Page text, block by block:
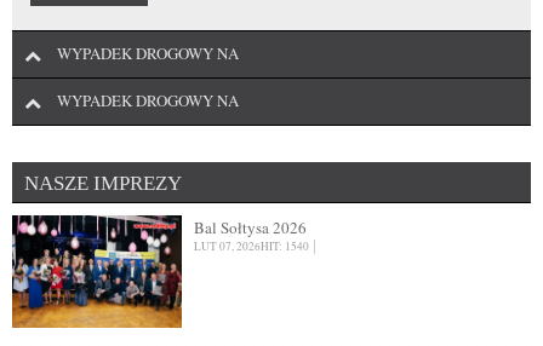
WYPADEK DROGOWY NA
WYPADEK DROGOWY NA
NASZE IMPREZY
Bal Sołtysa 2026
LUT 07, 2026HIT: 1540